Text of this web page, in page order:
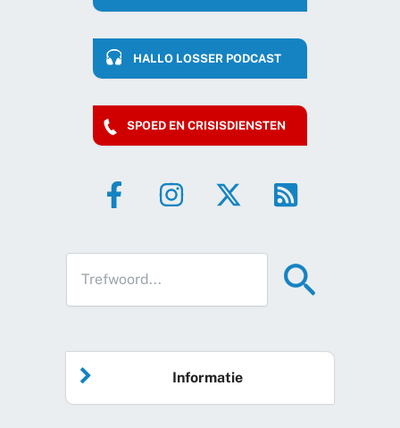
HALLO LOSSER PODCAST
SPOED EN CRISISDIENSTEN
Informatie